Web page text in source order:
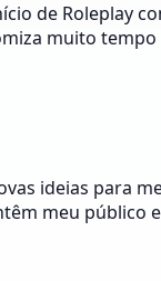
de Roleplay
muito
ideias para
meu público